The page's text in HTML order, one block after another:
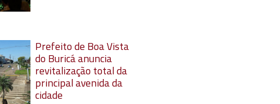
Prefeito de Boa Vista
do Buricá anuncia
revitalização total da
principal avenida da
cidade